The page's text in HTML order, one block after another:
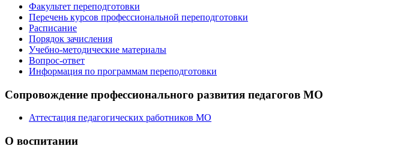
Факультет переподготовки
Перечень курсов профессиональной переподготовки
Расписание
Порядок зачисления
Учебно-методические материалы
Вопрос-ответ
Информация по программам переподготовки
Сопровождение профессионального развития педагогов МО
Аттестация педагогических работников МО
О воспитании